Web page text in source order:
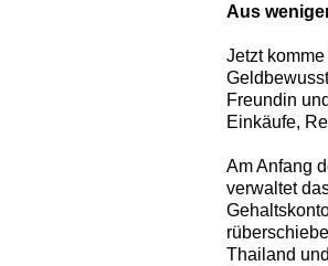
Aus
Jetzt
Freundin
Einkäufe,
Am Anfang
verwaltet
Thailand